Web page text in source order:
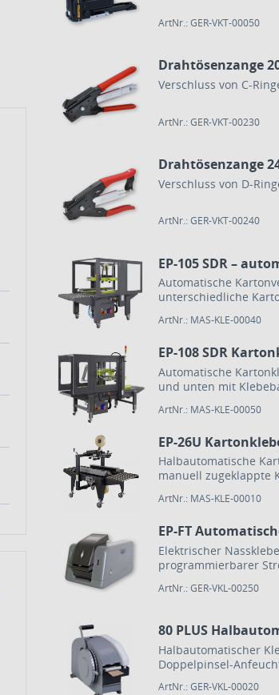
ArtNr.: GER-VKT-00050
Drahtösenzange
Verschluss von C-
ArtNr.: GER-VKT-00230
Drahtösenzange
Verschluss von D-
ArtNr.: GER-VKT-00240
EP-105 SDR –
Automatische
unterschiedliche
ArtNr.: MAS-KLE-00040
EP-108 SDR
Automatische
und unten mit
ArtNr.: MAS-KLE-00050
EP-26U
Halbautomatische
manuell zugeklappte
ArtNr.: MAS-KLE-00010
EP-FT
Elektrischer
programmierbarer
ArtNr.: GER-VKL-00250
80 PLUS
Halbautomatischer
Doppelpinsel-
ArtNr.: GER-VKL-00020